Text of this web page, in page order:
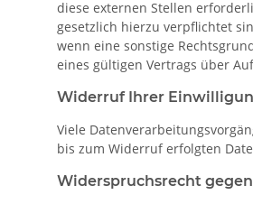
diese externen Stellen
gesetzlich hierzu verpflichtet
wenn eine sonstige
eines gültigen Vertrags über
Widerruf Ihrer
Viele
bis zum Widerruf erfolgten
Widerspruchsrecht